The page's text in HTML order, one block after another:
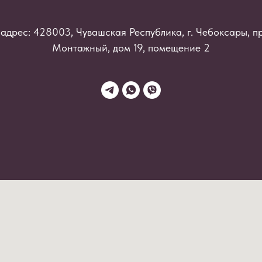
428003, Чувашская Республика, г. Чебоксары,
Монтажный, дом 19, помещение 2